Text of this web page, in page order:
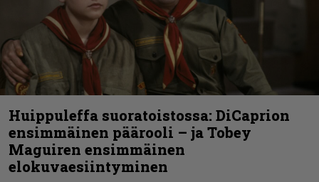
Huippuleffa suoratoistossa: DiCaprion
ensimmäinen päärooli – ja Tobey
Maguiren ensimmäinen
elokuvaesiintyminen